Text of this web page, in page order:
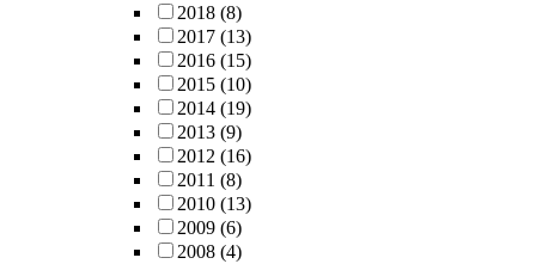
2018 (8)
2017 (13)
2016 (15)
2015 (10)
2014 (19)
2013 (9)
2012 (16)
2011 (8)
2010 (13)
2009 (6)
2008 (4)